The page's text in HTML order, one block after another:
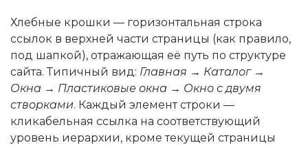
Хлебные крошки — горизонтальная строка
ссылок в верхней части страницы (как правило,
под шапкой), отражающая её путь по структуре
сайта. Типичный вид: Главная → Каталог →
Окна → Пластиковые окна → Окно с двумя
створками. Каждый элемент строки —
кликабельная ссылка на соответствующий
уровень иерархии, кроме текущей страницы